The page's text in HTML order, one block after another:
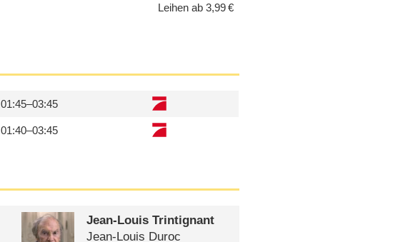
Leihen ab 3,99 €
01:45–03:45
01:40–03:45
Jean-Louis Trintignant
Jean-Louis Duroc